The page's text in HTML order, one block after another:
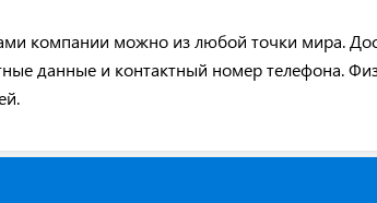
компании можно из любой точки мира.
данные и контактный номер телефона.